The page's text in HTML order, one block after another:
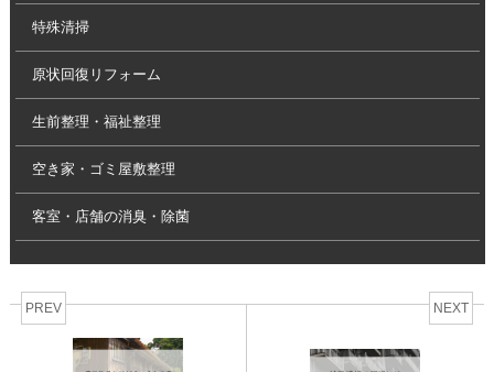
特殊清掃
原状回復リフォーム
生前整理・福祉整理
空き家・ゴミ屋敷整理
客室・店舗の消臭・除菌
PREV NEXT